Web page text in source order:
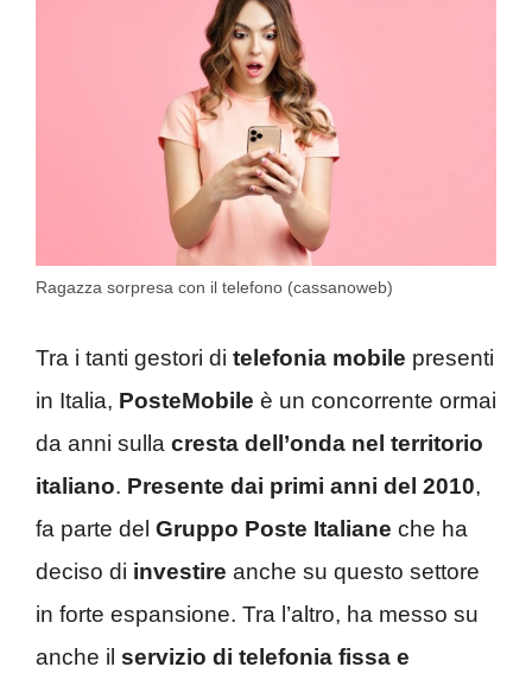
Ragazza sorpresa con il telefono (cassanoweb)
Tra i tanti gestori di telefonia mobile presenti
in Italia, PosteMobile è un concorrente ormai
da anni sulla cresta dell’onda nel territorio
italiano. Presente dai primi anni del 2010,
fa parte del Gruppo Poste Italiane che ha
deciso di investire anche su questo settore
in forte espansione. Tra l’altro, ha messo su
anche il servizio di telefonia fissa e